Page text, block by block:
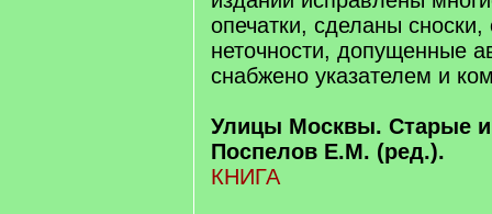
опечатки, сделаны
неточности, допущенные
снабжено указателем и
Улицы Москвы. Старые
Поспелов Е.М. (ред.).
КНИГА